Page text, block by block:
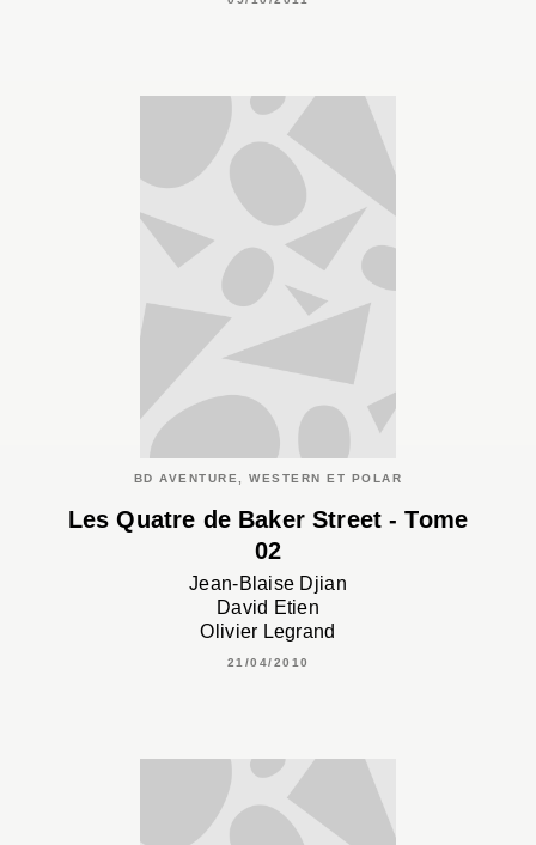
BD AVENTURE, WESTERN ET POLAR
Les Quatre de Baker Street - Tome
02
Jean-Blaise Djian
David Etien
Olivier Legrand
21/04/2010